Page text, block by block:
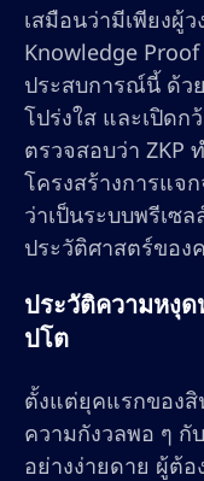
เสมือนว่ามีเพียงผู้
Knowledge
ประสบการณ์นี้ ด้ว
โปร่งใส และเปิด
ตรวจสอบว่า ZKP
โครงสร้างการแจ
ว่าเป็นระบบพรีเซ
ประวัติศาสตร์ของ
ประวัติความหงุ
ปโต
ตั้งแต่ยุคแรกของ
ความกังวลพอ ๆ กั
อย่างง่ายดาย ผู้ต้